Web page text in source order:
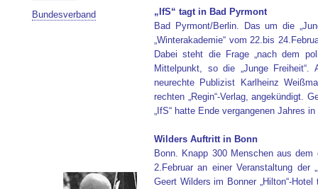
Bundesverband
„IfS“ tagt in Bad Pyrmont
Bad Pyrmont/Berlin. Das um die
„Winterakademie“ vom 22.bis
Dabei steht die Frage „nach dem
Mittelpunkt, so die „Junge Freiheit“.
neurechte Publizist Karlheinz
rechten „Regin“-Verlag, angekündigt.
„IfS“ hatte Ende vergangenen Jahres
Wilders Auftritt in Bonn
Bonn. Knapp 300 Menschen aus dem
2.Februar an einer Veranstaltung der
Geert Wilders im Bonner „Hilton“-